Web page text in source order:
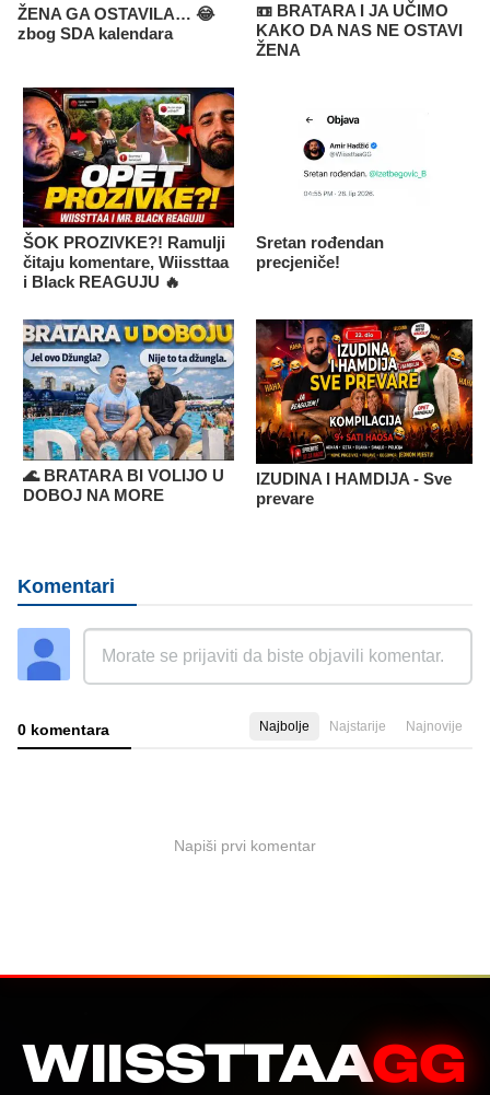
ŽENA GA OSTAVILA… 😂
zbog SDA kalendara
📼 BRATARA I JA UČIMO
KAKO DA NAS NE OSTAVI
ŽENA
ŠOK PROZIVKE?! Ramulji
čitaju komentare, Wiissttaa
i Black REAGUJU 🔥
Sretan rođendan
precjeniče!
🌊 BRATARA BI VOLIJO U
DOBOJ NA MORE
IZUDINA I HAMDIJA - Sve
prevare
Komentari
0 komentara Najbolje Najstarije Najnovije
Napiši prvi komentar
WIISSTTAAGG